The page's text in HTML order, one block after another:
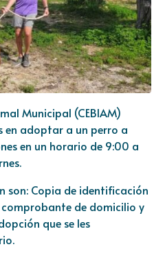
Municipal (CEBIAM)
en adoptar a un perro a
en un horario de 9:00 a
son: Copia de identificación
de domicilio y
que se les